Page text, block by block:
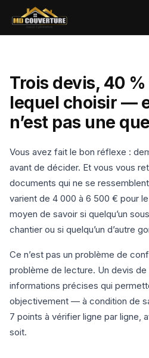
Trois devis, 40 %
lequel choisir —
n’est pas une
Vous avez fait le bon réflexe :
avant de décider. Et vous vous
documents qui ne se
varient de 4 000 à 6 500 € pour
moyen de savoir si quelqu’un
chantier ou si quelqu’un d’autre
Ce n’est pas un problème de
problème de lecture. Un devis
informations précises qui
objectivement — à condition de
7 points à vérifier ligne par ligne,
soit.